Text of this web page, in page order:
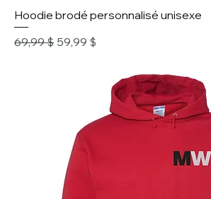
Hoodie brodé personnalisé unisexe
Prix original
69,99 $ Prix promotionnel
59,99 $